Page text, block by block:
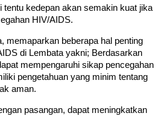
kedepan akan semakin kuat jika
HIV/AIDS.
memaparkan beberapa hal penting
di Lembata yakni; Berdasarkan
mempengaruhi sikap pencegahan
pengetahuan yang minim tentang
aman.
pasangan, dapat meningkatkan